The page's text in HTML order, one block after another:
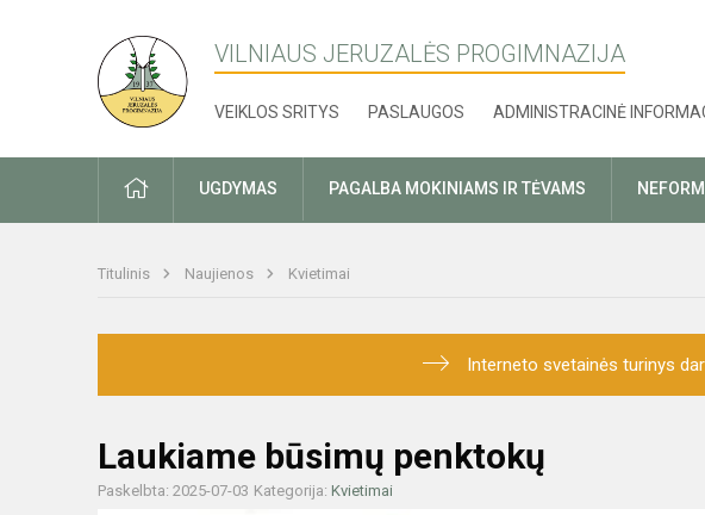
VILNIAUS JERUZALĖS PROGIMNAZIJA
VEIKLOS SRITYS PASLAUGOS ADMINISTRACINĖ
PRADŽIAUGDYMAS PAGALBA MOKINIAMS IR TĖVAMS
Titulinis Naujienos Kvietimai
Interneto svetainės turinys
Laukiame būsimų penktokų
Paskelbta: 2025-07-03 Kategorija: Kvietimai